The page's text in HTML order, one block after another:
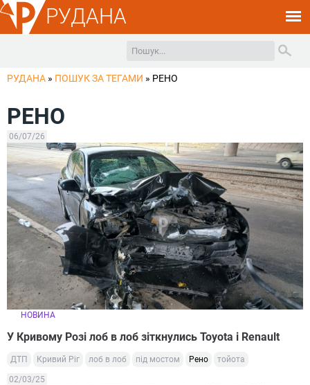
РУДАНА
РУДАНА » ПОШУК ЗА ТЕГАМИ » РЕНО
РЕНО
06/07/26
НОВИНА
У Кривому Розі лоб в лоб зіткнулись Toyota і Renault
ДТП Кривий Ріг лоб в лоб під мостом Рено тойота
02/03/25